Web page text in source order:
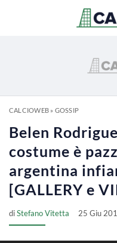
CALCIOWEB» GOSSIP
Belen
costume è
argentina
[GALLERY e
diStefano Vitetta 25 Giu